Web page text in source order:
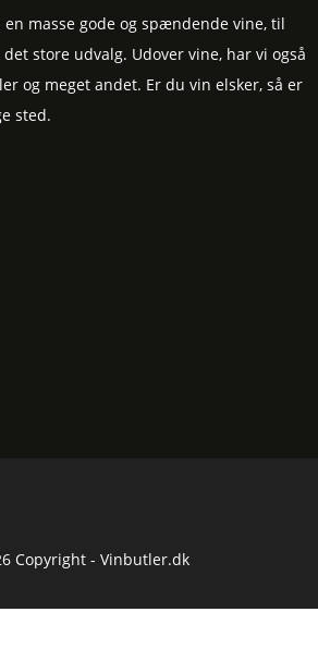
masse gode og spændende vine, til
store udvalg. Udover vine, har vi også
og meget andet. Er du vin elsker, så er
sted.
Copyright - Vinbutler.dk